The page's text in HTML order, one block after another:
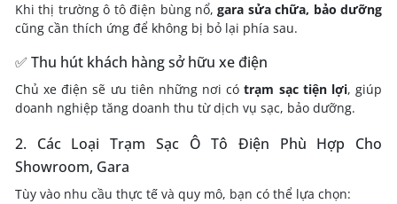
Khi thị trường ô tô điện bùng nổ,gara sửa chữa, bảo dưỡng
cũng cần thích ứng để không bị bỏ lại phía sau.
✅ Thu hút khách hàng sở hữu xe điện
Chủ xe điện sẽ ưu tiên những nơi cótrạm sạc tiện lợi, giúp
doanh nghiệp tăng doanh thu từ dịch vụ sạc, bảo dưỡng.
2. Các Loại Trạm Sạc Ô Tô Điện Phù Hợp Cho
Showroom, Gara
Tùy vào nhu cầu thực tế và quy mô, bạn có thể lựa chọn: